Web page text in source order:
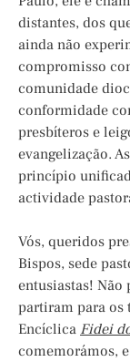
distantes, dos
ainda não
compromisso
comunidade
conformidade
presbíteros e
evangelização.
princípio
actividade
Vós, queridos
Bispos, sede
entusiastas! Não
partiram para os
Encíclica Fidei
comemorámos,